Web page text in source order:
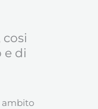
e di
ambito